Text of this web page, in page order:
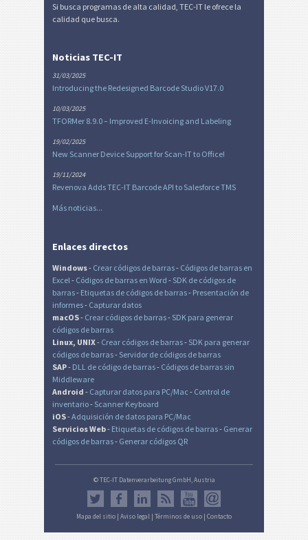
Si busca programas de alta calidad, TEC-IT le ofrece la
calidad que busca.
Noticias TEC-IT
31/03/2025
Introducing the Redesigned Barcode Studio V17.0
10/03/2025
TFORMer 8.9.0 – Improved E-Invoicing and Labeling
19/02/2025
New Scanner Device Support for Scan-IT to Office!
19/11/2024
Revenova Adds TEC-IT Barcode API to Salesforce TMS
Más noticias...
Enlaces directos
Windows- Crear códigos de barras- Códigos de barras en
Excel - Códigos de barras en Word - SDK de códigos de
barras- Etiquetas de códigos de barras- Presentación de
informes- Capturar datos
macOS- Crear códigos de barras- SDK para generar
códigos de barras
Linux, UNIX- Crear códigos de barras- SDK para generar
códigos de barras- Servidor de códigos de barras
SAP- DLL de código de barras- Códigos de barras sin
Middleware
Android - Capturar datos para PC/Mac - Control de
inventario- Scanner Keyboard
iOS-Adquisición de datos para PC/Mac
Servicios Web- Etiquetas de códigos de barras- Generar
códigos de barras- Generar códigos QR
© TEC-IT Datenverarbeitung GmbH, Austria
Mapa del sitio | Aviso legal | Términos de uso | Contacto